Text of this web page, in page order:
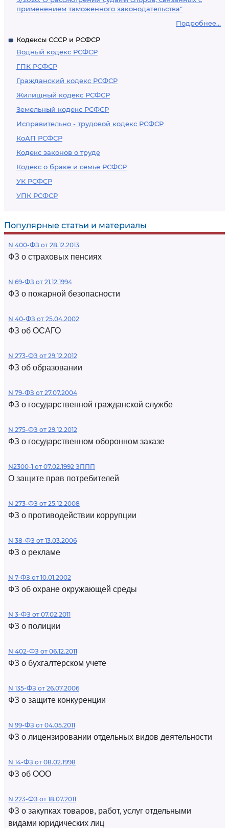
применением таможенного законодательства"
Подробнее...
Кодексы СССР и РСФСР
Водный кодекс РСФСР
ГПК РСФСР
Гражданский кодекс РСФСР
Жилищный кодекс РСФСР
Земельный кодекс РСФСР
Исправительно - трудовой кодекс РСФСР
КоАП РСФСР
Кодекс законов о труде
Кодекс о браке и семье РСФСР
УК РСФСР
УПК РСФСР
Популярные статьи и материалы
N 400-ФЗ от 28.12.2013
ФЗ о страховых пенсиях
N 69-ФЗ от 21.12.1994
ФЗ о пожарной безопасности
N 40-ФЗ от 25.04.2002
ФЗ об ОСАГО
N 273-ФЗ от 29.12.2012
ФЗ об образовании
N 79-ФЗ от 27.07.2004
ФЗ о государственной гражданской службе
N 275-ФЗ от 29.12.2012
ФЗ о государственном оборонном заказе
N2300-1 от 07.02.1992 ЗППП
О защите прав потребителей
N 273-ФЗ от 25.12.2008
ФЗ о противодействии коррупции
N 38-ФЗ от 13.03.2006
ФЗ о рекламе
N 7-ФЗ от 10.01.2002
ФЗ об охране окружающей среды
N 3-ФЗ от 07.02.2011
ФЗ о полиции
N 402-ФЗ от 06.12.2011
ФЗ о бухгалтерском учете
N 135-ФЗ от 26.07.2006
ФЗ о защите конкуренции
N 99-ФЗ от 04.05.2011
ФЗ о лицензировании отдельных видов деятельности
N 14-ФЗ от 08.02.1998
ФЗ об ООО
N 223-ФЗ от 18.07.2011
ФЗ о закупках товаров, работ, услуг отдельными
видами юридических лиц